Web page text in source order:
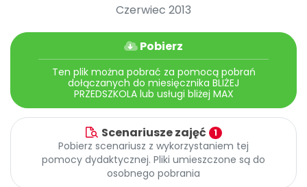
Czerwiec 2013
Pobierz
Ten plik można pobrać za pomocą pobrań
dołączanych do miesięcznika BLIŻEJ
PRZEDSZKOLA lub usługi bliżej MAX
Scenariusze zajęć 1
Pobierz scenariusz z wykorzystaniem tej
pomocy dydaktycznej. Pliki umieszczone są do
osobnego pobrania